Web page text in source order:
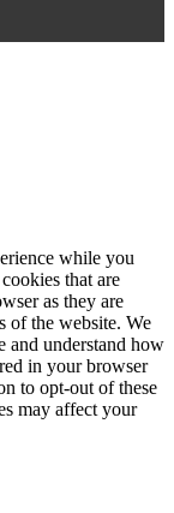
while you
that are
as they are
of the website. We
and understand how
in your browser
to opt-out of these
may affect your